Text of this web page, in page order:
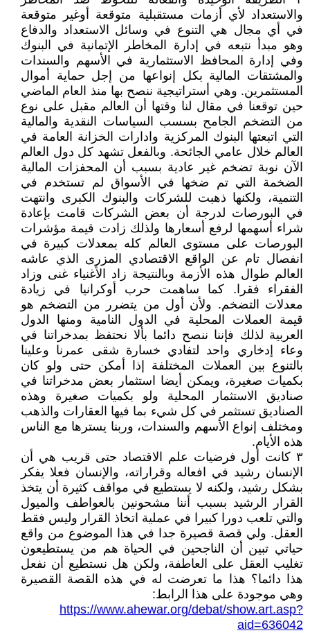
والاستعداد لأي أزمات مستقبلية متوقعة أوغير متوقعة
في أي مجال هي التنوع في وسائل الاستعداد والدفاع
وهو مبدأ نتبعه في إدارة المخاطر الإتمانية في البنوك
وفي إدارة المحافظ الاستثمارية في الأسهم والسندات
والمشتقات المالية بكل إنواعها من إجل حماية أموال
المستثمرين. وهي أستراتيجية ننصح بها منذ العام الماضي
حين توقعنا في مقال لنا وقتها أن العالم مقبل على نوع
من التضخم الجامح بسسب السياسات النقدية والمالية
التي اتبعتها البنوك المركزية وادارات الخزانة العامة في
العالم خلال عامي الجائحة. وبالفعل تشهد كل دول العالم
الآن نوبة تضخم غير عادية بسبب أن المحفزات المالية
الضخمة التي تم ضخها في الأسواق لم تستخدم في
التنمية، ولكنها ذهبت للشركات والبنوك الكبرى وانتهت
في البورصات لدرجة أن بعض الشركات قامت بإعادة
شراء أسهمها لرفع أسعارها ولذلك زادت قيمة مؤشرات
البورصات على مستوى العالم كله بمعدلات كبيرة في
انفصال تام عن الواقع الاقتصادي المزرى الذي عاشه
العالم طوال هذه الأزمة وبالنتيجة زاد الأغنياء غنى وزاد
الفقراء فقرا. كما ساهمت حرب أوكرانيا في زيادة
معدلات التضخم. ولأن أول من يتضرر من التضخم هو
قيمة العملات المحلية في الدول النامية ومنها الدول
العربية لذلك فإننا ننصح دائما بألا نحتفظ بمدخراتنا في
وعاء إدخاري واحد لتفادي خسارة شقى عمرنا وعلينا
بالتنوع بين العملات المختلفة إذا أمكن حتى ولو كان
بكميات صغيرة، ويمكن أيضا استثمار بعض مدخراتنا في
صناديق الاستثمار المحلية ولو بكميات صغيرة وهذه
الصناديق تستثمر في كل شيء بما فيها العقارات والذهب
ومختلف إنواع الأسهم والسندات، وربنا يسترها مع الناس
هذه الأيام.
٣ ‏كانت أول فرضيات علم الاقتصاد حتى قريب هي أن
الإنسان رشيد في افعاله وقراراته، والإنسان فعلا يفكر
بشكل رشيد، ولكنه لا يستطيع في مواقف كثيرة أن يتخذ
القرار الرشيد بسبب أننا مشحونين بالعواطف والميول
والتي تلعب دورا كبيرا في عملية اتخاذ القرار وليس فقط
العقل. ولي قصة قصيرة جدا في هذا الموضوع من واقع
حياتي تبين أن الناجحين في الحياة هم من يستطيعون
تغليب العقل على العاطفة، ولكن هل نستطيع أن نفعل
هذا دائما؟ هذا ما تعرضت له في هذه القصة القصيرة
وهي موجودة على هذا الرابط:
https://www.ahewar.org/debat/show.art.asp?
aid=636042